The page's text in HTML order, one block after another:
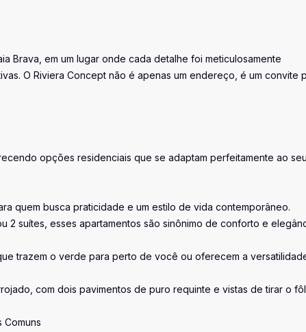
Brava, em um lugar onde cada detalhe foi meticulosamente
O Riviera Concept não é apenas um endereço, é um convite
opções residenciais que se adaptam perfeitamente ao seu
quem busca praticidade e um estilo de vida contemporâneo.
2 suítes, esses apartamentos são sinônimo de conforto e
trazem o verde para perto de você ou oferecem a
com dois pavimentos de puro requinte e vistas de tirar o
Comuns